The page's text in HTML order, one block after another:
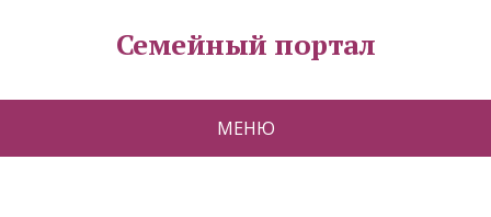
Семейный портал
МЕНЮ